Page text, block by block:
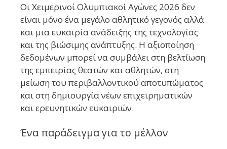
Οι Χειμερινοί Ολυμπιακοί Αγώνες 2026 δεν
είναι μόνο ένα μεγάλο αθλητικό γεγονός αλλά
και μια ευκαιρία ανάδειξης της τεχνολογίας
και της βιώσιμης ανάπτυξης. Η αξιοποίηση
δεδομένων μπορεί να συμβάλει στη βελτίωση
της εμπειρίας θεατών και αθλητών, στη
μείωση του περιβαλλοντικού αποτυπώματος
και στη δημιουργία νέων επιχειρηματικών
και ερευνητικών ευκαιριών.
Ένα παράδειγμα για το μέλλον